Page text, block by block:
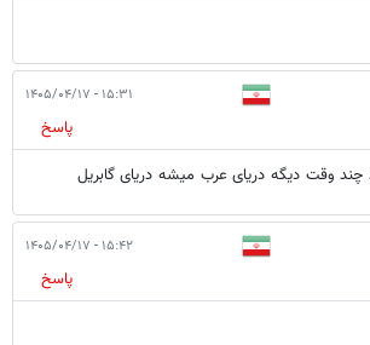
۱۵:۳۱ - ۱۴۰۵/۰۴/۱۷
پاسخ
وقت دیگه دریای عرب میشه دریای گابریل
۱۵:۴۲ - ۱۴۰۵/۰۴/۱۷
پاسخ